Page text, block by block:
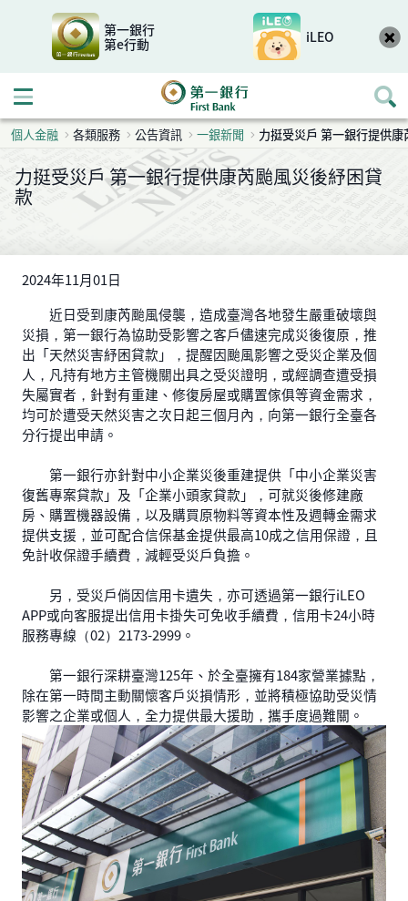
第一銀行
第e行動
iLEO
開啟行動選單
個人金融 各類服務 公告資訊 一銀新聞 力挺受災戶 第一銀行提供
力挺受災戶 第一銀行提供康芮颱風災後紓困貸
款
2024年11月01日
近日受到康芮颱風侵襲，造成臺灣各地發生嚴重破壞與
災損，第一銀行為協助受影響之客戶儘速完成災後復原，推
出「天然災害紓困貸款」，提醒因颱風影響之受災企業及個
人，凡持有地方主管機關出具之受災證明，或經調查遭受損
失屬實者，針對有重建、修復房屋或購置傢俱等資金需求，
均可於遭受天然災害之次日起三個月內，向第一銀行全臺各
分行提出申請。
第一銀行亦針對中小企業災後重建提供「中小企業災害
復舊專案貸款」及「企業小頭家貸款」，可就災後修建廠
房、購置機器設備，以及購買原物料等資本性及週轉金需求
提供支援，並可配合信保基金提供最高10成之信用保證，且
免計收保證手續費，減輕受災戶負擔。
另，受災戶倘因信用卡遺失，亦可透過第一銀行iLEO
APP或向客服提出信用卡掛失可免收手續費，信用卡24小時
服務專線（02）2173-2999。
第一銀行深耕臺灣125年、於全臺擁有184家營業據點，
除在第一時間主動關懷客戶災損情形，並將積極協助受災情
影響之企業或個人，全力提供最大援助，攜手度過難關。